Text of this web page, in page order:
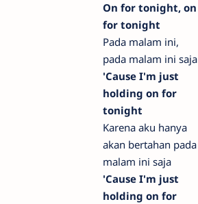
On for tonight, on
for tonight
Pada malam ini,
pada malam ini saja
'Cause I'm just
holding on for
tonight
Karena aku hanya
akan bertahan pada
malam ini saja
'Cause I'm just
holding on for